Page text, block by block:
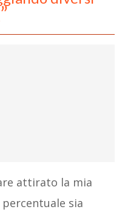
attirato la mia
sia